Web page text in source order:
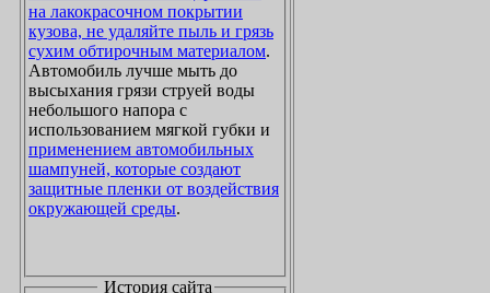
на лакокрасочном покрытии
кузова, не удаляйте пыль и грязь
сухим обтирочным материалом.
Автомобиль лучше мыть до
высыхания грязи струей воды
небольшого напора с
использованием мягкой губки и
применением автомобильных
шампуней, которые создают
защитные пленки от воздействия
окружающей среды.
История сайта